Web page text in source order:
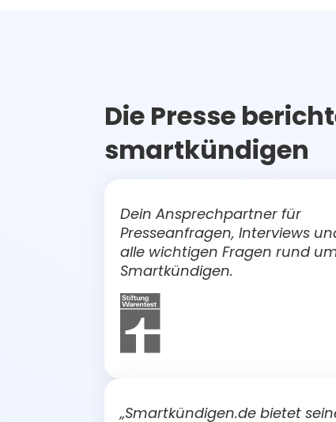
Die Presse
smartkündigen
Dein Ansprechpartner für
Presseanfragen, Interviews
alle wichtigen Fragen rund
Smartkündigen.
„Smartkündigen.de bietet